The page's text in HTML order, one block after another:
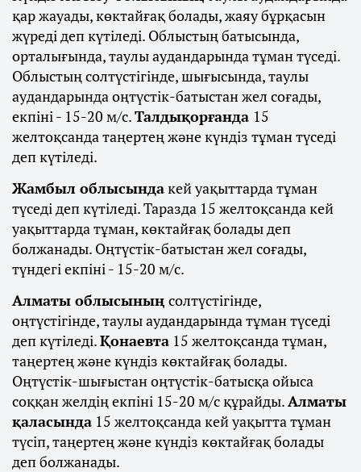
қар жауады, көктайғақ болады, жаяу бұрқасын
жүреді деп күтіледі. Облыстың батысында,
орталығында, таулы аудандарында тұман түседі.
Облыстың солтүстігінде, шығысында, таулы
аудандарында оңтүстік-батыстан жел соғады,
екпіні - 15-20 м/с.Талдықорғанда 15
желтоқсанда таңертең және күндіз тұман түседі
деп күтіледі.
Жамбыл облысындакей уақыттарда тұман
түседі деп күтіледі. Таразда 15 желтоқсанда кей
уақыттарда тұман, көктайғақ болады деп
болжанады. Оңтүстік-батыстан жел соғады,
түндегі екпіні - 15-20 м/с.
Алматы облысының солтүстігінде,
оңтүстігінде, таулы аудандарында тұман түседі
деп күтіледі.Қонаевта 15 желтоқсанда тұман,
таңертең және күндіз көктайғақ болады.
Оңтүстік-шығыстан оңтүстік-батысқа ойыса
соққан желдің екпіні 15-20 м/с құрайды.Алматы
қаласында 15 желтоқсанда кей уақытта тұман
түсіп, таңертең және күндіз көктайғақ болады
деп болжанады.